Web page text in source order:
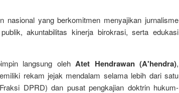
nasional yang berkomitmen menyajikan jurnalisme
akuntabilitas kinerja birokrasi, serta edukasi
langsung oleh Atet Hendrawan (A'hendra),
rekam jejak mendalam selama lebih dari satu
DPRD) dan pusat pengkajian doktrin hukum-